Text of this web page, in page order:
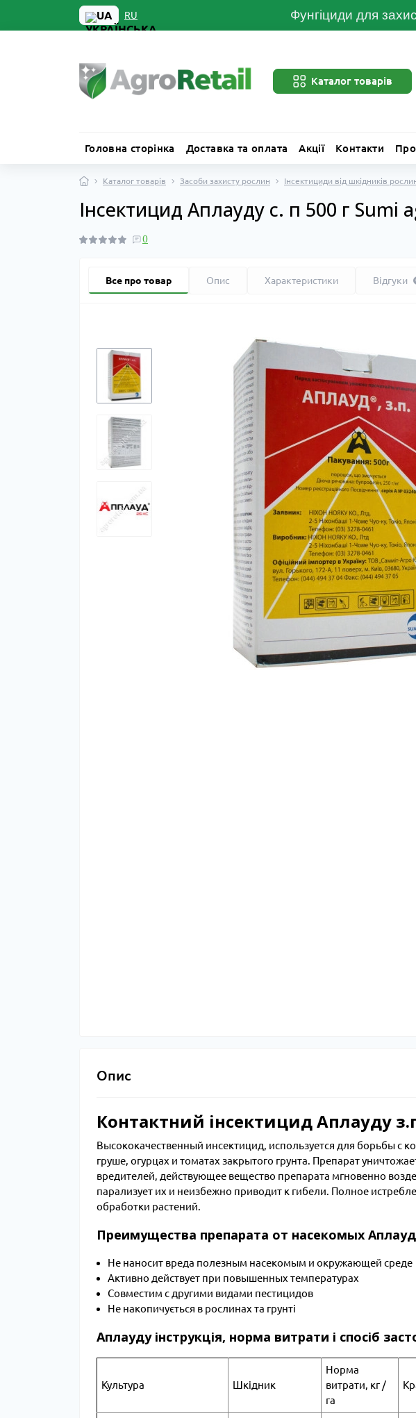
UA RU Фунгіциди для
Каталог товарів
Головна сторінка Доставка та оплата Акції Контакти
Каталог товарів Засоби захисту рослин Інсектициди від шкідників
Інсектицид Аплауду с. п 500 г Sumi
0
Все про товар Опис Характеристики Відгуки
Опис
Контактний інсектицид Аплауду
Высококачественный инсектицид, используется для борьбы с
груше, огурцах и томатах закрытого грунта. Препарат
вредителей, действующее вещество препарата мгновенно
парализует их и неизбежно приводит к гибели. Полное
обработки растений.
Преимущества препарата от насекомых
Не наносит вреда полезным насекомым и окружающей среде
Активно действует при повышенных температурах
Совместим с другими видами пестицидов
Не накопичується в рослинах та грунті
Аплауду інструкція, норма витрати і спосіб
Культура Шкідник
Норма
витрати, кг /
га